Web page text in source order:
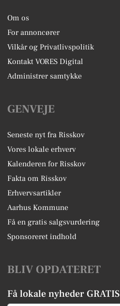
Om os
For annoncører
Vilkår og Privatlivspolitik
Kontakt VORES Digital
Administrer samtykke
GENVEJE
Seneste nyt fra Risskov
Vores lokale erhverv
Kalenderen for Risskov
Fakta om Risskov
Erhvervsartikler
Aarhus Kommune
Få en gratis salgsvurdering
Sponsoreret indhold
BLIV OPDATERET
Få lokale nyheder GRATIS